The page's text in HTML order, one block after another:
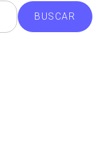
BUSCAR